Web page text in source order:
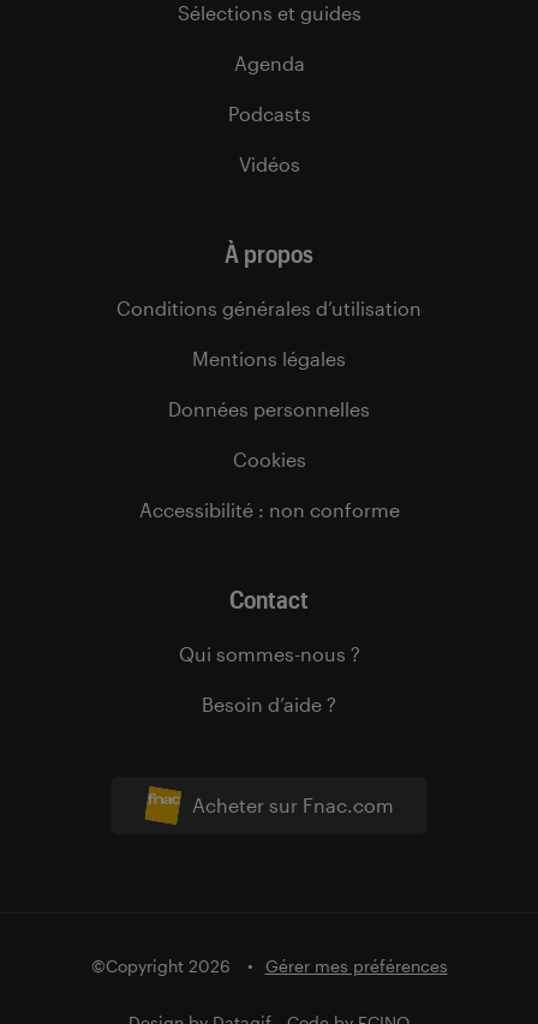
Acheter sur Fnac.com
Sélections et guides
Agenda
Podcasts
Vidéos
À propos
Conditions générales d’utilisation
Mentions légales
Données personnelles
Cookies
Accessibilité : non conforme
Contact
Qui sommes-nous ?
Besoin d’aide ?
©Copyright 2026 Gérer mes préférences